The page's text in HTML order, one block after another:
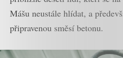
Mášu neustále hlídat, a
připravenou směsí betonu.